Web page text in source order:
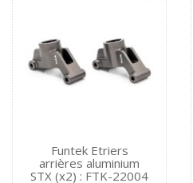
Funtek Etriers
arrières aluminium
STX (x2) : FTK-22004